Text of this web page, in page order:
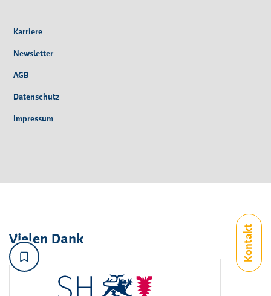
Karriere
Newsletter
AGB
Datenschutz
Impressum
Vielen Dank
Logo1 bis2von6sichtbar.